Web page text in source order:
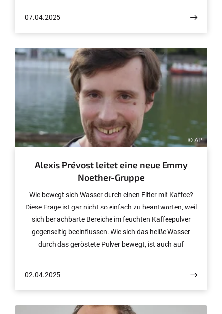
geometrischen Langlands-Vermutung im Merkmal 0“.
07.04.2025
© AP
Alexis Prévost leitet eine neue Emmy
Noether-Gruppe
Wie bewegt sich Wasser durch einen Filter mit Kaffee?
Diese Frage ist gar nicht so einfach zu beantworten, weil
sich benachbarte Bereiche im feuchten Kaffeepulver
gegenseitig beeinflussen. Wie sich das heiße Wasser
durch das geröstete Pulver bewegt, ist auch auf
Noether-Gruppe. Sie wird von der Deutschen
02.04.2025